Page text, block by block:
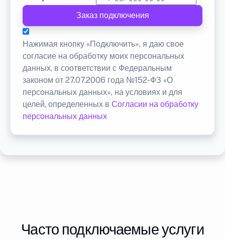
Заказ подключения
Нажимая кнопку «Подключить», я даю свое
согласие на обработку моих персональных
данных, в соответствии с Федеральным
законом от 27.07.2006 года №152-ФЗ «О
персональных данных», на условиях и для
целей, определенных в Согласии на обработку
персональных данных
Часто подключаемые услуги